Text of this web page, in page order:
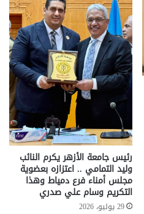
رئيس جامعة الأزهر يكرم النائب
وليد التمامي .. اعتزازه بعضوية
مجلس أمناء فرع دمياط وهذا
التكريم وسام علي صدري
29 يوليو، 2026